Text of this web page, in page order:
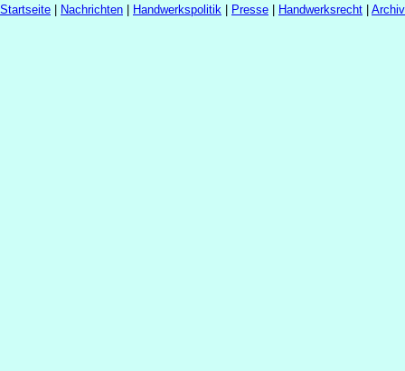
Startseite | Nachrichten | Handwerkspolitik | Presse | Handwerksrecht |